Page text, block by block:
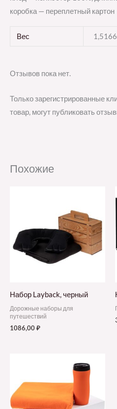
коробка — переплетный картон
Вес
Отзывов пока нет.
Только зарегистрированные
товар, могут публиковать
Похожие
Набор Layback, черный
Дорожные наборы для
путешествий
1086,00₽